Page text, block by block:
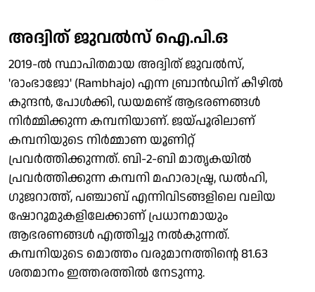
അദ്വിത് ജുവൽസ് ഐ.പി.ഒ
2019-ൽ സ്ഥാപിതമായ അദ്വിത് ജുവൽസ്,
'രാംഭാജോ' (Rambhajo) എന്ന ബ്രാൻഡിന് കീഴിൽ
കുന്ദൻ, പോൾക്കി, ഡയമണ്ട് ആഭരണങ്ങൾ
നിർമ്മിക്കുന്ന കമ്പനിയാണ്. ജയ്പൂരിലാണ്
കമ്പനിയുടെ നിർമ്മാണ യൂണിറ്റ്
പ്രവർത്തിക്കുന്നത്. ബി-2-ബി മാതൃകയിൽ
പ്രവർത്തിക്കുന്ന കമ്പനി മഹാരാഷ്ട്ര, ഡൽഹി,
ഗുജറാത്ത്, പഞ്ചാബ് എന്നിവിടങ്ങളിലെ വലിയ
ഷോറൂമുകളിലേക്കാണ് പ്രധാനമായും
ആഭരണങ്ങൾ എത്തിച്ചു നൽകുന്നത്.
കമ്പനിയുടെ മൊത്തം വരുമാനത്തിന്റെ 81.63
ശതമാനം ഇത്തരത്തിൽ നേടുന്നു.